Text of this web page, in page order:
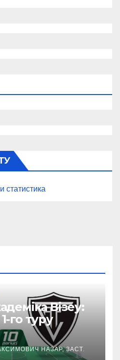
Візеу:
го туру
НАЗАР, ЗАСТ.